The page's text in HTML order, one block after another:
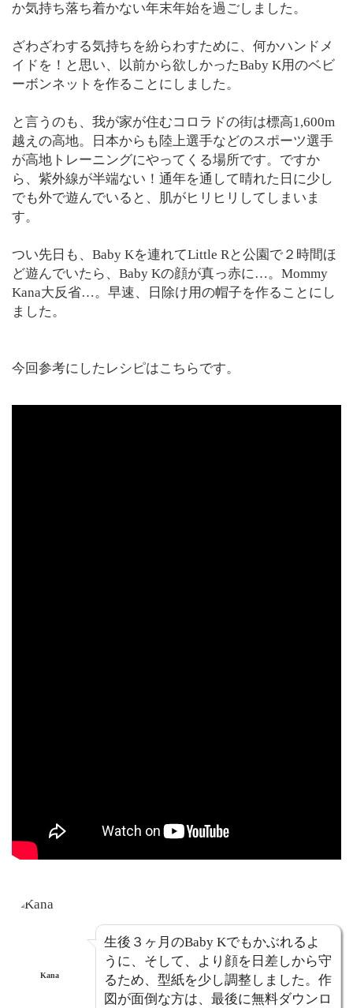
か気持ち落ち着かない年末年始を過ごしました。
ざわざわする気持ちを紛らわすために、何かハンドメ
イドを！と思い、以前から欲しかったBaby K用のベビ
ーボンネットを作ることにしました。
と言うのも、我が家が住むコロラドの街は標高1,600m
越えの高地。日本からも陸上選手などのスポーツ選手
が高地トレーニングにやってくる場所です。ですか
ら、紫外線が半端ない！通年を通して晴れた日に少し
でも外で遊んでいると、肌がヒリヒリしてしまいま
す。
つい先日も、Baby Kを連れてLittle Rと公園で２時間ほ
ど遊んでいたら、Baby Kの顔が真っ赤に…。Mommy
Kana大反省…。早速、日除け用の帽子を作ることにし
ました。
今回参考にしたレシピはこちらです。
Kana
生後３ヶ月のBaby Kでもかぶれるよ
うに、そして、より顔を日差しから守
るため、型紙を少し調整しました。作
図が面倒な方は、最後に無料ダウンロ